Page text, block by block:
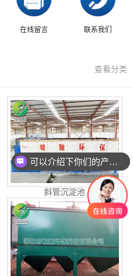
在线留言 联系我们
查看分类
斜管沉淀池